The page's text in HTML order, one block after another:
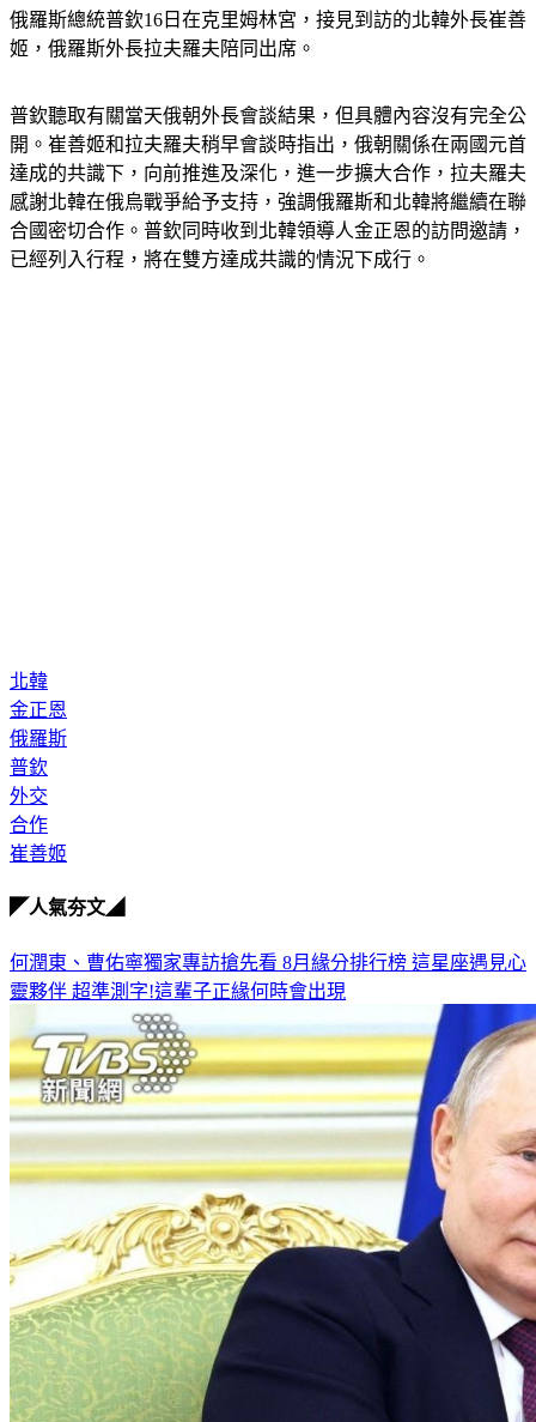
俄羅斯總統普欽16日在克里姆林宮，接見到訪的北韓外長崔善
姬，俄羅斯外長拉夫羅夫陪同出席。
普欽聽取有關當天俄朝外長會談結果，但具體內容沒有完全公
開。崔善姬和拉夫羅夫稍早會談時指出，俄朝關係在兩國元首
達成的共識下，向前推進及深化，進一步擴大合作，拉夫羅夫
感謝北韓在俄烏戰爭給予支持，強調俄羅斯和北韓將繼續在聯
合國密切合作。普欽同時收到北韓領導人金正恩的訪問邀請，
已經列入行程，將在雙方達成共識的情況下成行。
北韓
金正恩
俄羅斯
普欽
外交
合作
崔善姬
◤人氣夯文◢
何潤東、曹佑寧獨家專訪搶先看 8月緣分排行榜 這星座遇見心
靈夥伴 超準測字!這輩子正緣何時會出現